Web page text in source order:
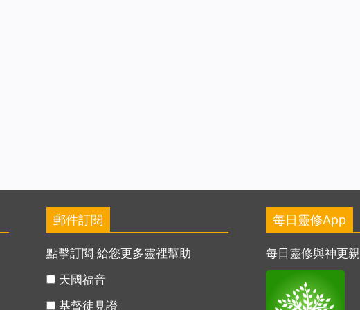
郵件訂閱
點擊訂閱 給您更多靈裡幫助
天國福音
基督徒見證
每日靈修App
每日靈修與神更